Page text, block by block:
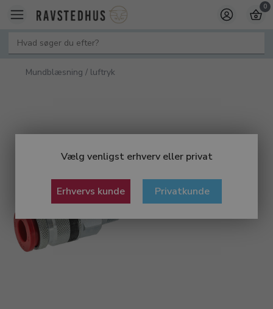
Vælg venligst erhverv eller privat
Erhvervs kunde Privatkunde
0
Mundblæsning / luftryk